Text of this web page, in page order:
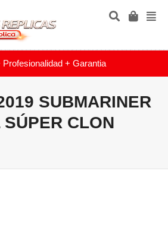
Profesionalidad + Garantia
SUBMARINER
CLON